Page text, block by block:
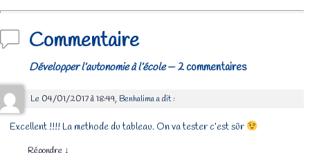
Commentaire
Développer l’autonomie à l’école— 2 commentaires
Le 04/01/2017 à 18:49, Benhalimaa dit :
Excellent !!!! La methode du tableau. On va tester c’est sûr